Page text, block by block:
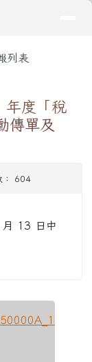
列表
年度「稅
傳單及
： 604
13 日中